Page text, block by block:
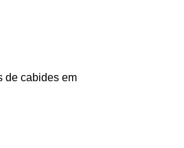
de cabides em